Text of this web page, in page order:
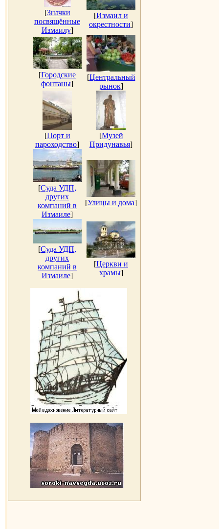
[Значки
посвящённые
Измаилу]
[Измаил и
окрестности]
[Городские
фонтаны]
[Центральный
рынок]
[Порт и
пароходство]
[Музей
Придунавья]
[Суда УДП,
других
компаний в
Измаиле]
[Улицы и дома]
[Суда УДП,
других
компаний в
Измаиле]
[Церкви и
храмы]